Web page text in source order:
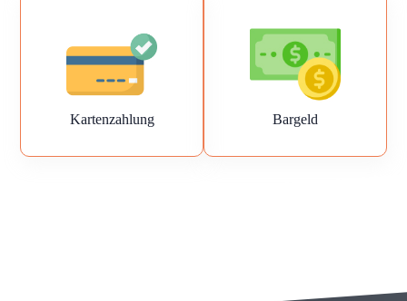
Kartenzahlung Bargeld